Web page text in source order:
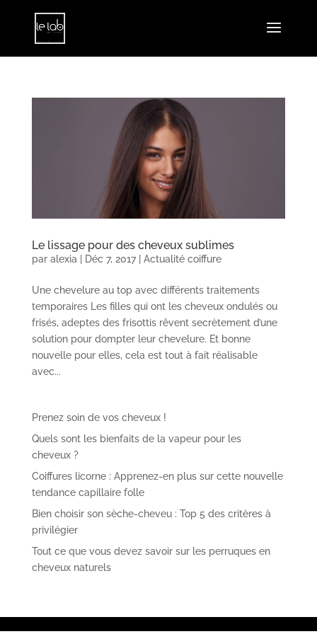
Le lissage pour des cheveux sublimes
par alexia| Déc 7, 2017| Actualité coiffure
Une chevelure au top avec différents traitements
temporaires Les filles qui ont les cheveux ondulés ou
frisés, adeptes des frisottis rêvent secrètement d’une
solution pour dompter leur chevelure. Et bonne
nouvelle pour elles, cela est tout à fait réalisable
avec...
Prenez soin de vos cheveux !
Quels sont les bienfaits de la vapeur pour les
cheveux ?
Coiffures licorne : Apprenez-en plus sur cette nouvelle
tendance capillaire folle
Bien choisir son sèche-cheveu : Top 5 des critères à
privilégier
Tout ce que vous devez savoir sur les perruques en
cheveux naturels